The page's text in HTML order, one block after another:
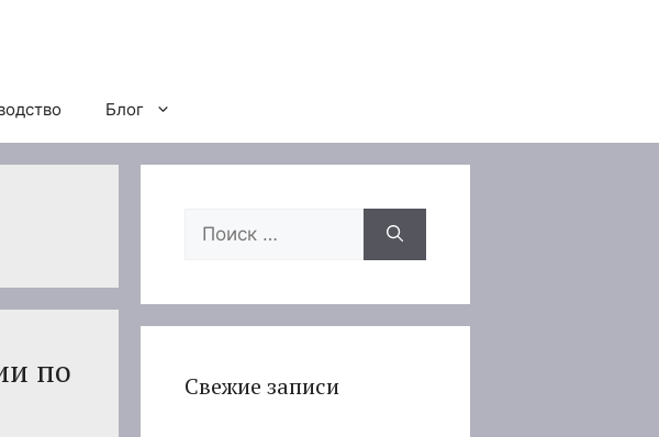
Блог
по
Поиск:
Свежие записи